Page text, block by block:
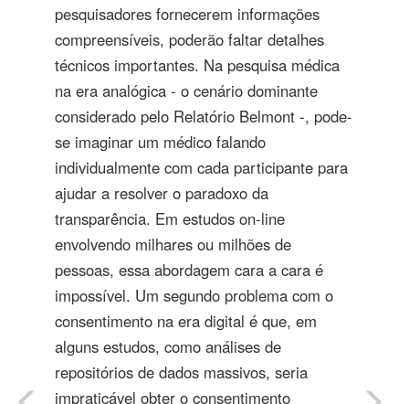
pesquisadores fornecerem informações
compreensíveis, poderão faltar detalhes
técnicos importantes. Na pesquisa médica
na era analógica - o cenário dominante
considerado pelo Relatório Belmont -, pode-
se imaginar um médico falando
individualmente com cada participante para
ajudar a resolver o paradoxo da
transparência. Em estudos on-line
envolvendo milhares ou milhões de
pessoas, essa abordagem cara a cara é
impossível. Um segundo problema com o
consentimento na era digital é que, em
alguns estudos, como análises de
repositórios de dados massivos, seria
impraticável obter o consentimento